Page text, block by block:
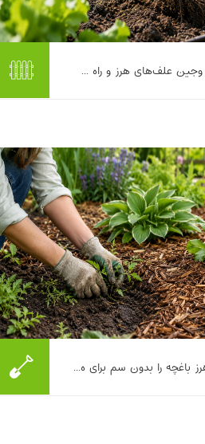
سبزیِ سمج را بین سبزی‌کاری‌ها، پای
یا لابه‌لای سنگ‌فرش‌ها می‌بینید، احتمالا
بیشتر بخوانیم ...
بار که باغچه را مرتب می‌کنید چند روز بعد
سبز شدن علف‌های هرز را می‌بینید، تنها
خبر خوب این است که کنترل علف‌های
باغچه را بدون سم برای ه...